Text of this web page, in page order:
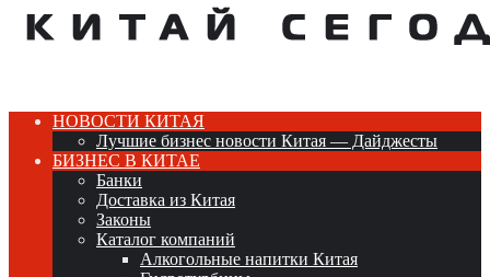
НОВОСТИ КИТАЯ
Лучшие бизнес новости Китая — Дайджесты
БИЗНЕС В КИТАЕ
Банки
Доставка из Китая
Законы
Каталог компаний
Алкогольные напитки Китая